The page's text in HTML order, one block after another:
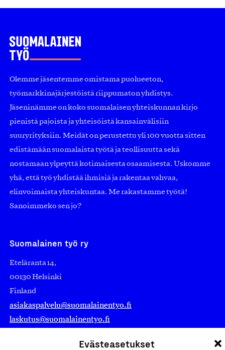
Evästeasetukset
Olemme jäsentemme omistama puolueeton,
työmarkkinajärjestöistä riippumaton yhdistys.
Jäseninämme on koko suomalaisen yhteiskunnan kirjo
pienistä pajoista ja yhteisöistä kansainvälisiin
suuryrityksiin. Meidät on perustettu yli 100 vuotta sitten
edistämään suomalaista työtä ja teollisuutta sekä
nostamaan ylpeyttä kotimaisesta osaamisesta. Uskomme
yhä, että työ yhdistää ihmisiä ja rakentaa vahvaa,
elinvoimaista yhteiskuntaa. Me rakastamme työtä!
Sanoimmeko sen jo?
Suomalainen työ ry
Eteläranta 14,
00130 Helsinki
Finland
asiakaspalvelu@suomalainentyo.fi
laskutus@suomalainentyo.fi